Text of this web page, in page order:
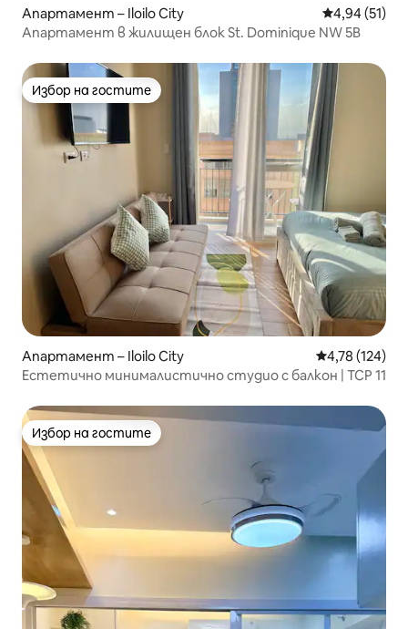
Апартамент – Iloilo City Средна
4,94 (51)
Апартамент в жилищен блок St. Dominique NW 5B
Избор на гостите
Избор на гостите
Апартамент – Iloilo City Средна
4,78 (124)
Естетично минималистично студио с балкон | TCP 11
Избор на гостите
Избор на гостите